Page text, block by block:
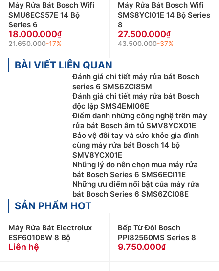
Máy Rửa Bát Bosch Wifi
SMU6ECS57E 14 Bộ
Series 6
18.000.000
21.650.000-17%
Máy Rửa Bát Bosch Wifi
SMS8YCI01E 14 Bộ Series
8
27.500.000
43.500.000-37%
BÀI VIẾT LIÊN QUAN
Đánh giá chi tiết máy rửa bát Bosch
series 6 SMS6ZCI85M
Đánh giá chi tiết máy rửa bát Bosch
độc lập SMS4EMI06E
Điểm danh những công nghệ trên máy
rửa bát Bosch âm tủ SMV8YCX01E
Bảo vệ đôi tay và sức khỏe gia đình
cùng máy rửa bát Bosch 14 bộ
SMV8YCX01E
Những lý do nên chọn mua máy rửa
bát Bosch Series 6 SMS6ECI11E
Những ưu điểm nổi bật của máy rửa
bát Bosch Series 6 SMS6ZCI08E
SẢN PHẨM HOT
Máy Rửa Bát Electrolux
ESF6010BW 8 Bộ
Liên hệ
Bếp Từ Đôi Bosch
PPI82560MS Series 8
9.750.000